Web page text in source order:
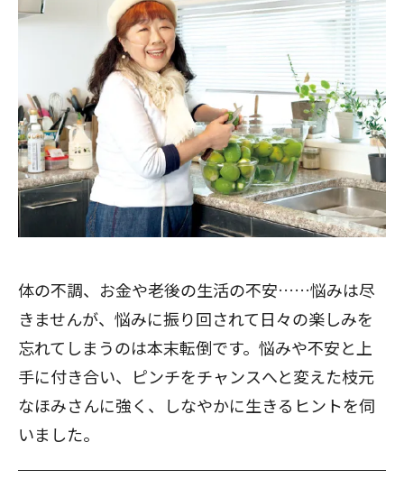
体の不調、お金や老後の生活の不安……悩みは尽
きませんが、悩みに振り回されて日々の楽しみを
忘れてしまうのは本末転倒です。悩みや不安と上
手に付き合い、ピンチをチャンスへと変えた枝元
なほみさんに強く、しなやかに生きるヒントを伺
いました。